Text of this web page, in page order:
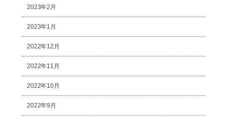
2023年2月
2023年1月
2022年12月
2022年11月
2022年10月
2022年9月